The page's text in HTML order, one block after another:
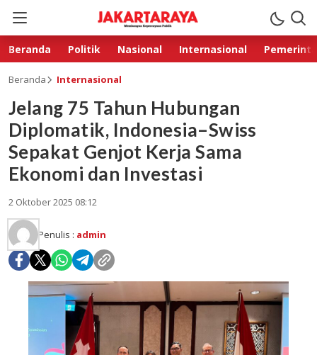
Beranda Politik Nasional Internasional
Beranda Internasional
Jelang 75 Tahun Hubungan
Diplomatik, Indonesia–Swiss
Sepakat Genjot Kerja Sama
Ekonomi dan Investasi
2 Oktober 2025 08:12
Penulis : admin